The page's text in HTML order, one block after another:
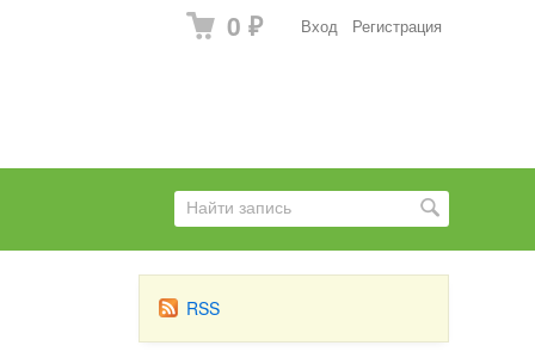
Вход Регистрация
0 ₽
RSS